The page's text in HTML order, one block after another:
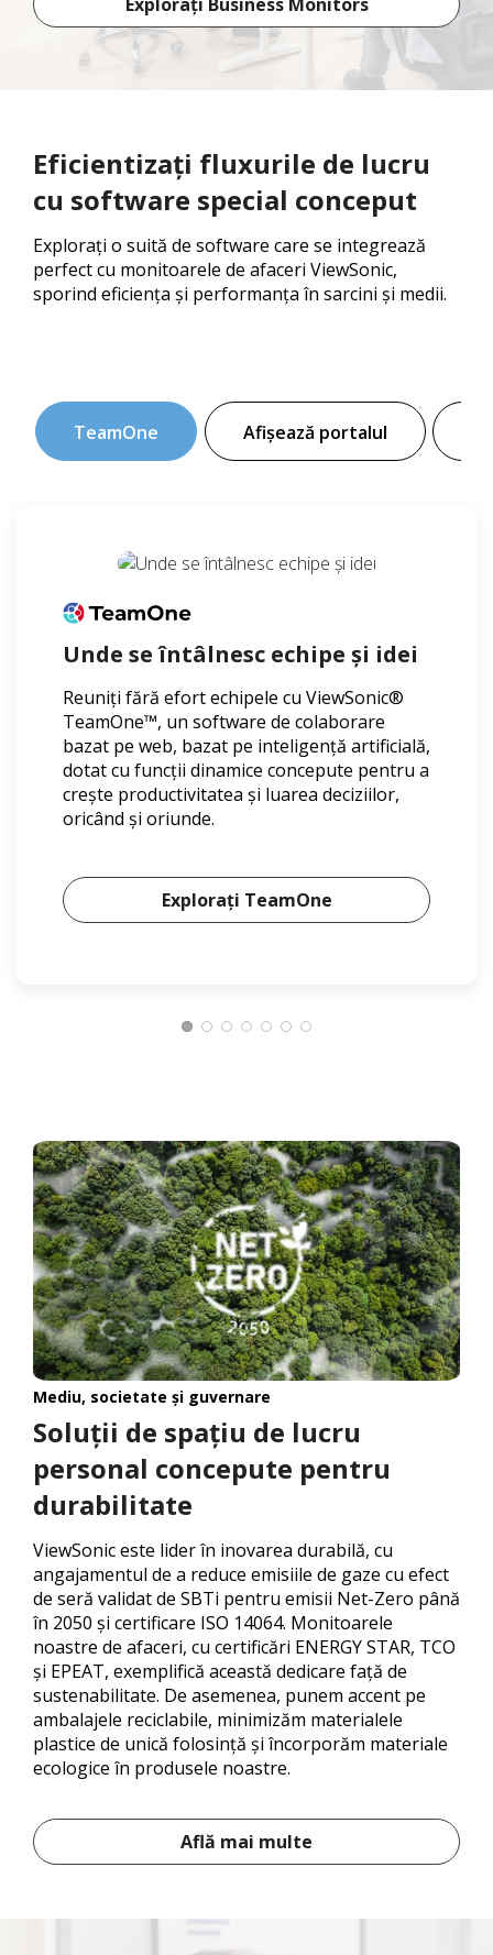
Eficientizați fluxurile de lucru
cu software special conceput
Explorați o suită de software care se integrează
perfect cu monitoarele de afaceri ViewSonic,
sporind eficiența și performanța în sarcini și medii.
TeamOne Afișează portalul
Unde se întâlnesc echipe și idei
Reuniți fără efort echipele cu ViewSonic®
TeamOne™, un software de colaborare
bazat pe web, bazat pe inteligență artificială,
dotat cu funcții dinamice concepute pentru a
crește productivitatea și luarea deciziilor,
oricând și oriunde.
Explorați TeamOne
Mediu, societate și guvernare
Soluții de spațiu de lucru
personal concepute pentru
durabilitate
ViewSonic este lider în inovarea durabilă, cu
angajamentul de a reduce emisiile de gaze cu efect
de seră validat de SBTi pentru emisii Net-Zero până
în 2050 și certificare ISO 14064. Monitoarele
noastre de afaceri, cu certificări ENERGY STAR, TCO
și EPEAT, exemplifică această dedicare față de
sustenabilitate. De asemenea, punem accent pe
ambalajele reciclabile, minimizăm materialele
plastice de unică folosință și încorporăm materiale
ecologice în produsele noastre.
Află mai multe